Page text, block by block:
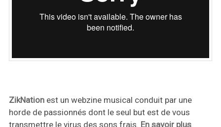
ZikNationest un webzine musical conduit par une
horde de passionnés dont le seul but est de vous
transmettre le virus des sons frais. En savoir plus.